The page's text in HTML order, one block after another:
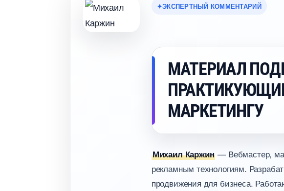
ЭКСПЕРТНЫЙ КОММЕНТАРИЙ
МАТЕРИАЛ
МАРКЕТИНГУ
Михаил Каржин — Вебмастер,
рекламным технологиям.
продвижения для бизнеса.